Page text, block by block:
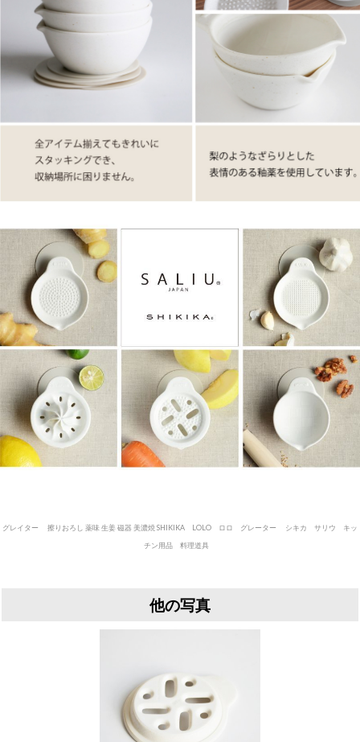
グレイター 擦りおろし 薬味 生姜 磁器 美濃焼 SHIKIKA LOLO ロロ グレーター シキカ サリウ キッ
チン用品 料理道具
他の写真